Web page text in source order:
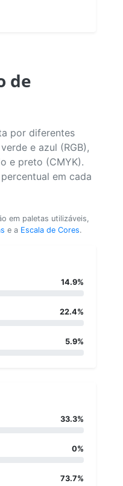
de
por diferentes
e azul (RGB),
e preto (CMYK).
em cada
em paletas utilizáveis,
e a Escala de Cores.
14.9%
22.4%
5.9%
33.3%
0%
73.7%